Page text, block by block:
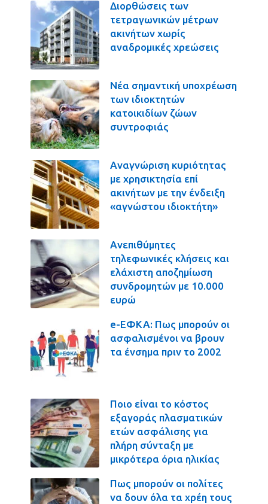
Διορθώσεις των
τετραγωνικών μέτρων
ακινήτων χωρίς
αναδρομικές χρεώσεις
Νέα σημαντική υποχρέωση
των ιδιοκτητών
κατοικιδίων ζώων
συντροφιάς
Αναγνώριση κυριότητας
με χρησικτησία επί
ακινήτων με την ένδειξη
«αγνώστου ιδιοκτήτη»
Ανεπιθύμητες
τηλεφωνικές κλήσεις και
ελάχιστη αποζημίωση
συνδρομητών με 10.000
ευρώ
e-ΕΦΚΑ: Πως μπορούν οι
ασφαλισμένοι να βρουν
τα ένσημα πριν το 2002
Ποιο είναι το κόστος
εξαγοράς πλασματικών
ετών ασφάλισης για
πλήρη σύνταξη με
μικρότερα όρια ηλικίας
Πως μπορούν οι πολίτες
να δουν όλα τα χρέη τους